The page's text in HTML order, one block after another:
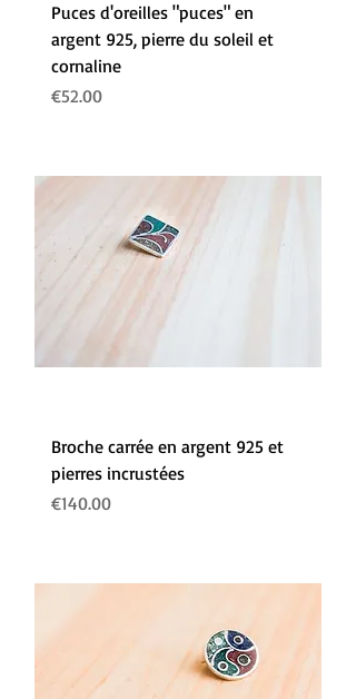
Puces d'oreilles "puces" en
argent 925, pierre du soleil et
cornaline
Prix
€52.00
Broche carrée en argent 925 et
pierres incrustées
Prix
€140.00